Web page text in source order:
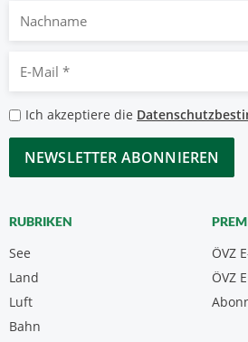
Nachname
Mail
*
Datenschutzbestimmungen
*
Ich akzeptiere die
CAPTCHA
RUBRIKEN
See
Land
Luft
Bahn
ÖVZ
ÖVZ